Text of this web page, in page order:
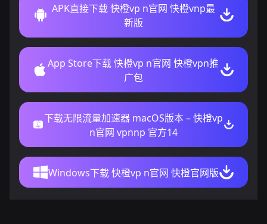
APK直接下载 快橙vp n官网 快橙vnp最
新版
App Store下载 快橙vp n官网 快橙vpn推
广包
下载无限流量加速器 macOS版本 – 快橙vp
n官网 vpnnp 官方14
Windows下载 快橙vp n官网 快橙官网版